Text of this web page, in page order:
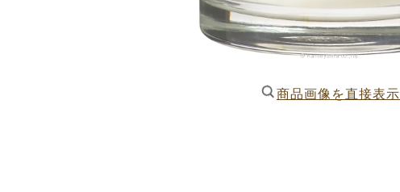
商品画像を直接表示